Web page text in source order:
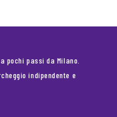
pochi passi da Milano.
indipendente e